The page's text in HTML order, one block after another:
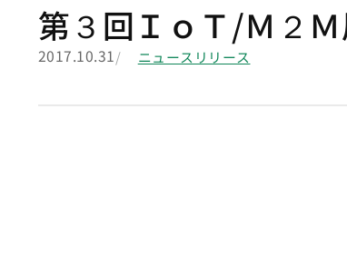
第３回ＩｏＴ/Ｍ２
2017.10.31 ニュースリリース